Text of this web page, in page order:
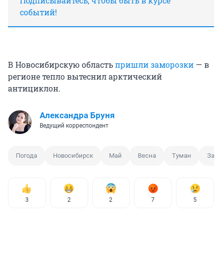
событий!
В Новосибирскую областьпришли заморозки — в
регионе тепло вытеснил арктический
антициклон.
Александра Бруня
Ведущий корреспондент
Погода Новосибирск Май Весна Туман
3 2 2 7 5